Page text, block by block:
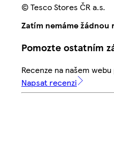
© Tesco Stores ČR a.s.
Zatím nemáme žádnou
Pomozte ostatním
Recenze na našem
Napsat recenzi